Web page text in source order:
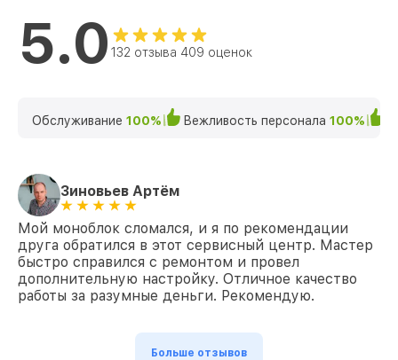
5.0 132 отзыва 409 оценок
Обслуживание 100% Вежливость персонала 100%
Зиновьев Артём
Мой моноблок сломался, и я по рекомендации
друга обратился в этот сервисный центр. Мастер
быстро справился с ремонтом и провел
дополнительную настройку. Отличное качество
работы за разумные деньги. Рекомендую.
Больше отзывов